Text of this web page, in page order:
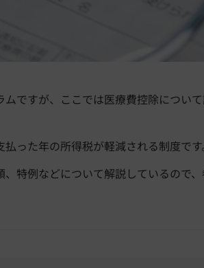
ですが、ここでは医療費控除につい
った年の所得税が軽減される制度です
特例などについて解説しているので